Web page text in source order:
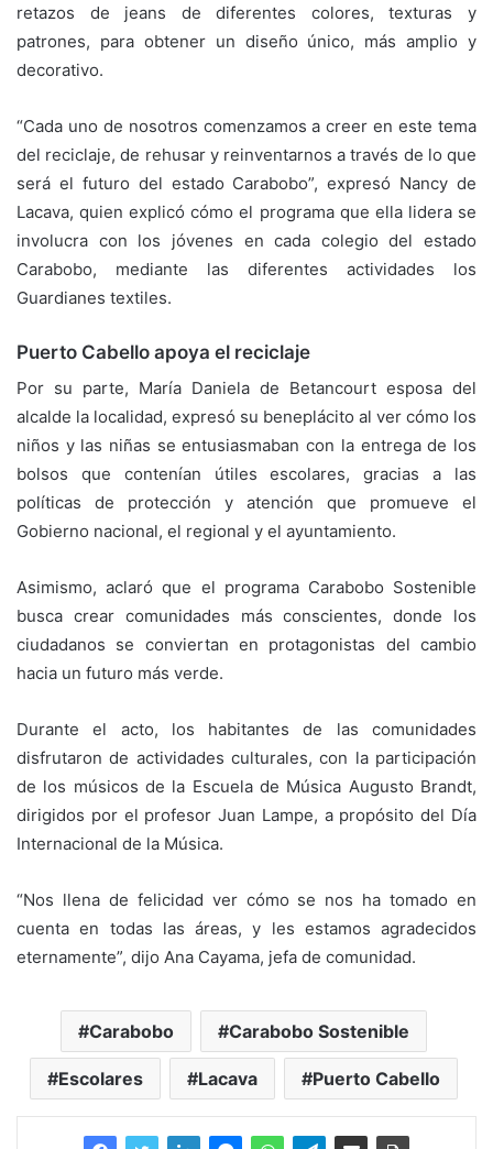
retazos de jeans de diferentes colores, texturas y
patrones, para obtener un diseño único, más amplio y
decorativo.
“Cada uno de nosotros comenzamos a creer en este tema
del reciclaje, de rehusar y reinventarnos a través de lo que
será el futuro del estado Carabobo”, expresó Nancy de
Lacava, quien explicó cómo el programa que ella lidera se
involucra con los jóvenes en cada colegio del estado
Carabobo, mediante las diferentes actividades los
Guardianes textiles.
Puerto Cabello apoya el reciclaje
Por su parte, María Daniela de Betancourt esposa del
alcalde la localidad, expresó su beneplácito al ver cómo los
niños y las niñas se entusiasmaban con la entrega de los
bolsos que contenían útiles escolares, gracias a las
políticas de protección y atención que promueve el
Gobierno nacional, el regional y el ayuntamiento.
Asimismo, aclaró que el programa Carabobo Sostenible
busca crear comunidades más conscientes, donde los
ciudadanos se conviertan en protagonistas del cambio
hacia un futuro más verde.
Durante el acto, los habitantes de las comunidades
disfrutaron de actividades culturales, con la participación
de los músicos de la Escuela de Música Augusto Brandt,
dirigidos por el profesor Juan Lampe, a propósito del Día
Internacional de la Música.
“Nos llena de felicidad ver cómo se nos ha tomado en
cuenta en todas las áreas, y les estamos agradecidos
eternamente”, dijo Ana Cayama, jefa de comunidad.
Carabobo Carabobo Sostenible
Escolares Lacava Puerto Cabello